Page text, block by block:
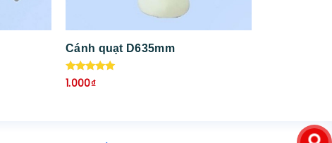
Cánh quạt D635mm
Được xếp
hạng
1.000₫